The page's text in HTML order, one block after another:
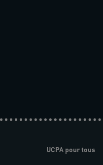
UCPA pour tous